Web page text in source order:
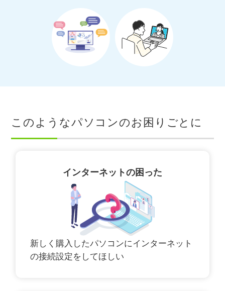
このようなパソコンのお困りごとに
インターネットの困った
新しく購入したパソコンにインターネット
の接続設定をしてほしい